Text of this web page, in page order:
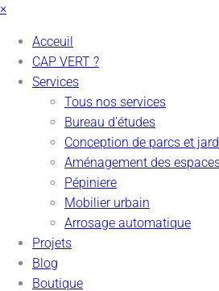
×
Acceuil
CAP VERT ?
Services
Tous nos services
Bureau d’études
Conception de parcs et
Aménagement des
Pépiniere
Mobilier urbain
Arrosage automatique
Projets
Blog
Boutique